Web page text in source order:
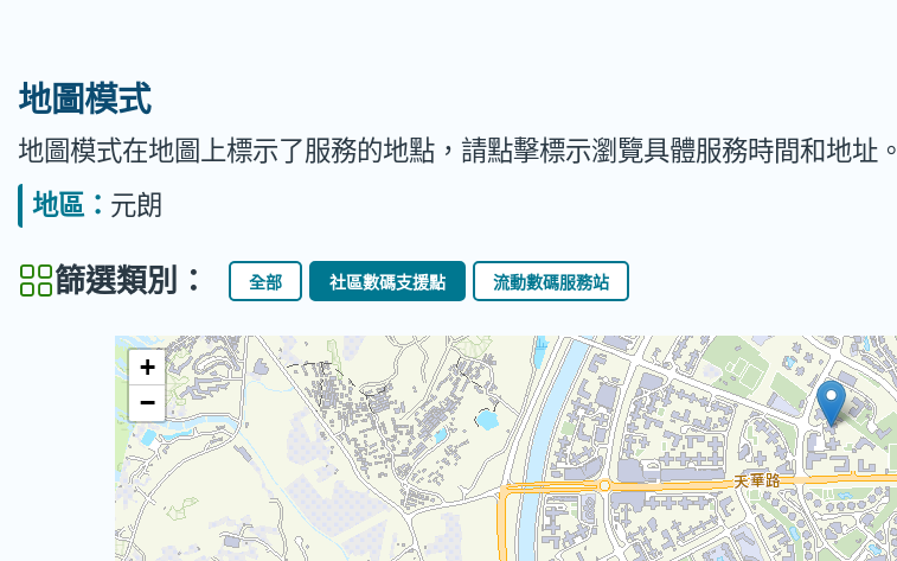
地圖模式
地圖模式在地圖上標示了服務的地點，請點擊標示瀏覽具體服務時間和地址。
地區： 元朗
篩選類別： 全部 社區數碼支援點 流動數碼服務站
+
−